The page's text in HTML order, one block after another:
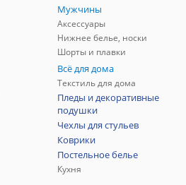
Мужчины
Аксессуары
Нижнее белье, носки
Шорты и плавки
Всё для дома
Текстиль для дома
Пледы и декоративные
подушки
Чехлы для стульев
Коврики
Постельное белье
Кухня